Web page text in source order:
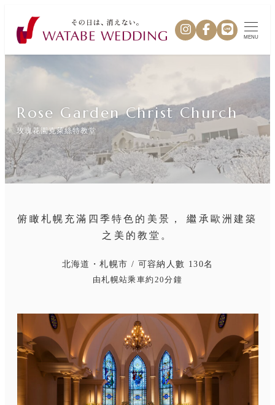
MENU
Rose Garden Christ Church
玫瑰花園克萊絲特教堂
俯瞰札幌充滿四季特色的美景， 繼承歐洲建築
之美的教堂。
北海道・札幌市 / 可容納人數 130名
由札幌站乘車約20分鐘